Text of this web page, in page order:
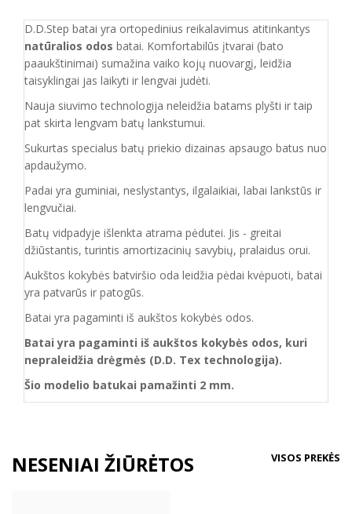
D.D.Step batai yra ortopedinius reikalavimus atitinkantys
natūralios odos batai. Komfortabilūs įtvarai (bato
paaukštinimai) sumažina vaiko kojų nuovargį, leidžia
taisyklingai jas laikyti ir lengvai judėti.
Nauja siuvimo technologija neleidžia batams plyšti ir taip
pat skirta lengvam batų lankstumui.
Sukurtas specialus batų priekio dizainas apsaugo batus nuo
apdaužymo.
Padai yra guminiai, neslystantys, ilgalaikiai, labai lankstūs ir
lengvučiai.
Batų vidpadyje išlenkta atrama pėdutei. Jis - greitai
džiūstantis, turintis amortizacinių savybių, pralaidus orui.
Aukštos kokybės batviršio oda leidžia pėdai kvėpuoti, batai
yra patvarūs ir patogūs.
Batai yra pagaminti iš aukštos kokybės odos.
Batai yra pagaminti iš aukštos kokybės odos, kuri
nepraleidžia drėgmės (D.D. Tex technologija).
Šio modelio batukai pamažinti 2 mm.
NESENIAI ŽIŪRĖTOS VISOS PREKĖS